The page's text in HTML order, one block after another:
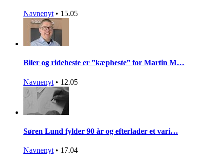
Navnenyt • 15.05
Biler og rideheste er ”kæpheste” for Martin M…
Navnenyt • 12.05
Søren Lund fylder 90 år og efterlader et vari…
Navnenyt • 17.04